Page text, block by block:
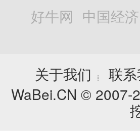
好牛网 中国经
关于我们
┊ 联
WaBei.CN © 2007-